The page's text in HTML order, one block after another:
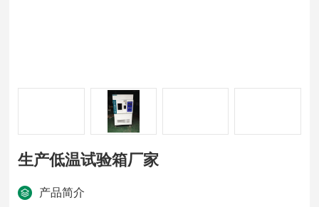
生产低温试验箱厂家
产品简介